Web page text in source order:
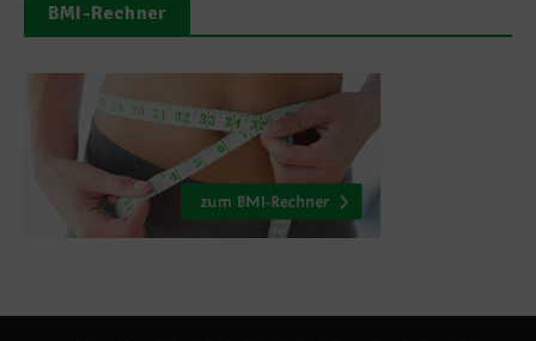
BMI-Rechner